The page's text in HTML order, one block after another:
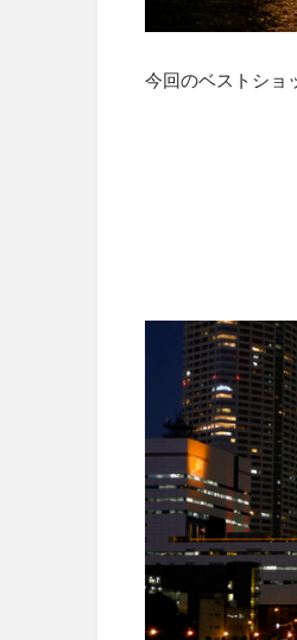
今回のベストショ